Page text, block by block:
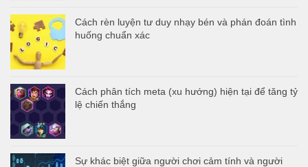
Cách rèn luyện tư duy nhạy bén và phán đoán tình
huống chuẩn xác
Cách phân tích meta (xu hướng) hiện tại để tăng tỷ
lệ chiến thắng
Sự khác biệt giữa người chơi cảm tính và người